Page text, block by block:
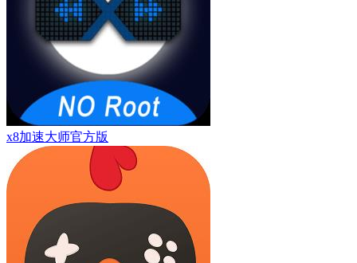
x8加速大师官方版